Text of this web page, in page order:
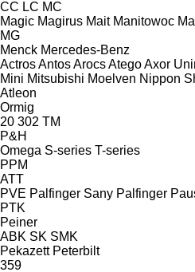
CC LC MC
Magic Magirus Mait Manitowoc
MG
Menck Mercedes-Benz
ActrosAntosArocsAtegoAxor
Mini Mitsubishi Moelven Nippon
Atleon
Ormig
20 302 TM
P&H
Omega S-series T-series
PPM
ATT
PVE Palfinger Sany Palfinger
PTK
Peiner
ABK SK SMK
Pekazett Peterbilt
359